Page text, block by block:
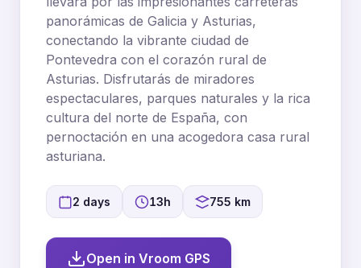
panorámicas de Galicia y Asturias,
conectando la vibrante ciudad de
Pontevedra con el corazón rural de
Asturias. Disfrutarás de miradores
espectaculares, parques naturales y la rica
cultura del norte de España, con
pernoctación en una acogedora casa rural
asturiana.
2 days 13h 755 km
Open in Vroom GPS